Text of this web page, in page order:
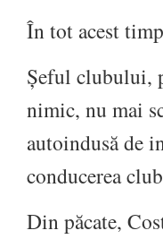
În tot acest
Șeful clubului,
nimic, nu mai
autoindusă de
conducerea
Din păcate,